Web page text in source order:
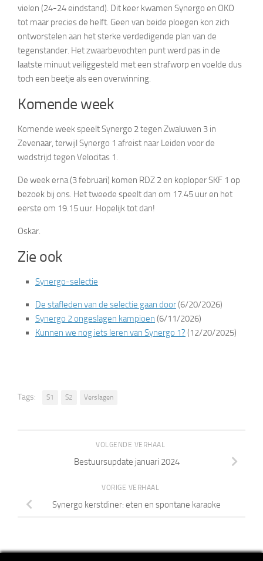
vielen (24-24 eindstand). Dit keer kwamen Synergo en OKO
tot maar precies de helft. Geen van beide ploegen kon zich
ontworstelen aan het sterke verdedigende plan van de
tegenstander. Het zwaarbevochten punt werd pas in de
laatste minuut veiliggesteld met een strafworp en voelde dus
toch een beetje als een overwinning.
Komende week
Komende week speelt Synergo 2 tegen Zwaluwen 3 in
Zevenaar, terwijl Synergo 1 afreist naar Leiden voor de
wedstrijd tegen Velocitas 1.
De week erna (3 februari) komen RDZ 2 en koploper SKF 1 op
bezoek bij ons. Het tweede speelt dan om 17.45 uur en het
eerste om 19.15 uur. Hopelijk tot dan!
Oskar.
Zie ook
Synergo-selectie
De stafleden van de selectie gaan door(6/20/2026)
Synergo 2 ongeslagen kampioen (6/11/2026)
Kunnen we nog iets leren van Synergo 1? (12/20/2025)
Tags: S1 S2 Verslagen
VOLGENDE VERHAAL
Bestuursupdate januari 2024
VORIGE VERHAAL
Synergo kerstdiner: eten en spontane karaoke